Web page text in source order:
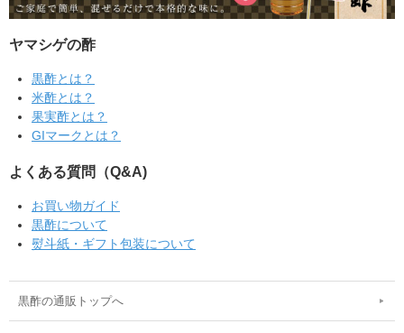
ヤマシゲの酢
黒酢とは？
米酢とは？
果実酢とは？
GIマークとは？
よくある質問（Q&A)
お買い物ガイド
黒酢について
熨斗紙・ギフト包装について
黒酢の通販トップへ